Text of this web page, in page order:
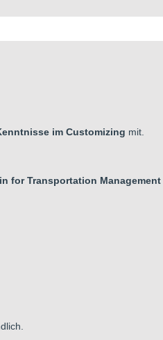
im Customizing mit.
for Transportation Management